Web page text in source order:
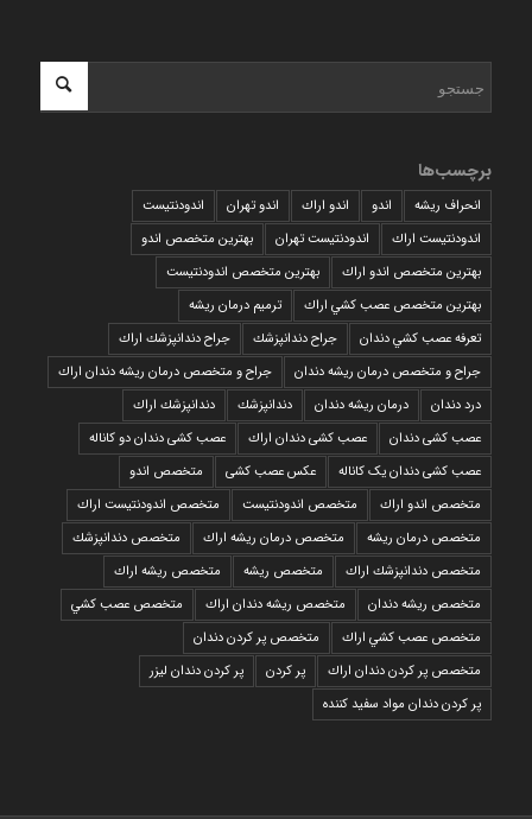
برچسب‌ها
انحراف ریشه اندو اندو اراك اندو تهران
اندودنتیست
اندودنتیست اراك
اندودنتیست تهران
بهترين متخصص اندو
بهترين متخصص اندو اراك
بهترين متخصص اندودنتيست
بهترين متخصص عصب كشي اراك
ترمیم درمان ریشه
تعرفه عصب كشي دندان
جراح دندانپزشك
جراح دندانپزشك اراك
جراح و متخصص درمان ریشه دندان
جراح و متخصص درمان ریشه دندان اراك
درد دندان
درمان ریشه دندان دندانپزشك
دندانپزشك اراك
عصب کشی دندان
عصب کشی دندان اراك
عصب کشی دندان دو کاناله
عصب کشی دندان یک کاناله
عکس عصب کشی
متخصص اندو
متخصص اندو اراك
متخصص اندودنتيست
متخصص اندودنتيست اراك
متخصص درمان ريشه
متخصص درمان ريشه اراك
متخصص دندانپزشك
متخصص دندانپزشك اراك
متخصص ريشه
متخصص ريشه اراك
متخصص ريشه دندان
متخصص ريشه دندان اراك
متخصص عصب كشي
متخصص عصب كشي اراك
متخصص پر كردن دندان
متخصص پر كردن دندان اراك
پر كردن
پر كردن دندان ليزر
پر كردن دندان مواد سفيد كننده